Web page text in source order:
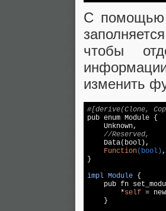
С помощью
чтобы
изменить
#[derive(Clone,
pub enum Module {
    Unknown,
//Reserved,
    Data(bool),
Function(bool) ,
}
impl Module {
pub fn
        *
self =
    }